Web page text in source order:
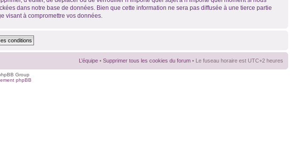
dans notre base de données. Bien que cette information ne sera pas diffusée à une tierce partie
visant à compromettre vos données.
L’équipe • Supprimer tous les cookies du forum • Le fuseau horaire est UTC+2 heures
Group
phpBB